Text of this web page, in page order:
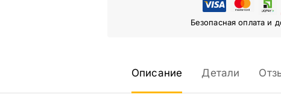
Безопасная оплата и
Описание Детали